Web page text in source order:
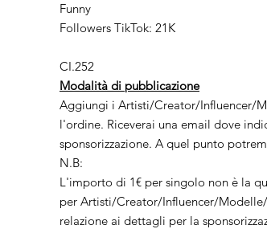
Funny
Followers TikTok: 21K
CI.252
Modalità di pubblicazione
Aggiungi i Artisti/Creator/Influencer/
l'ordine. Riceverai una email dove
sponsorizzazione. A quel punto
N.B:
L'importo di 1€ per singolo non è la
per Artisti/Creator/Influencer/
relazione ai dettagli per la